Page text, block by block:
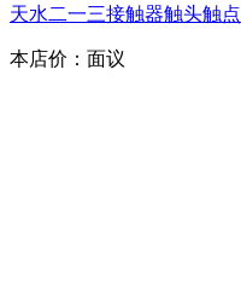
天水二一三接触器触头触点
本店价： 面议